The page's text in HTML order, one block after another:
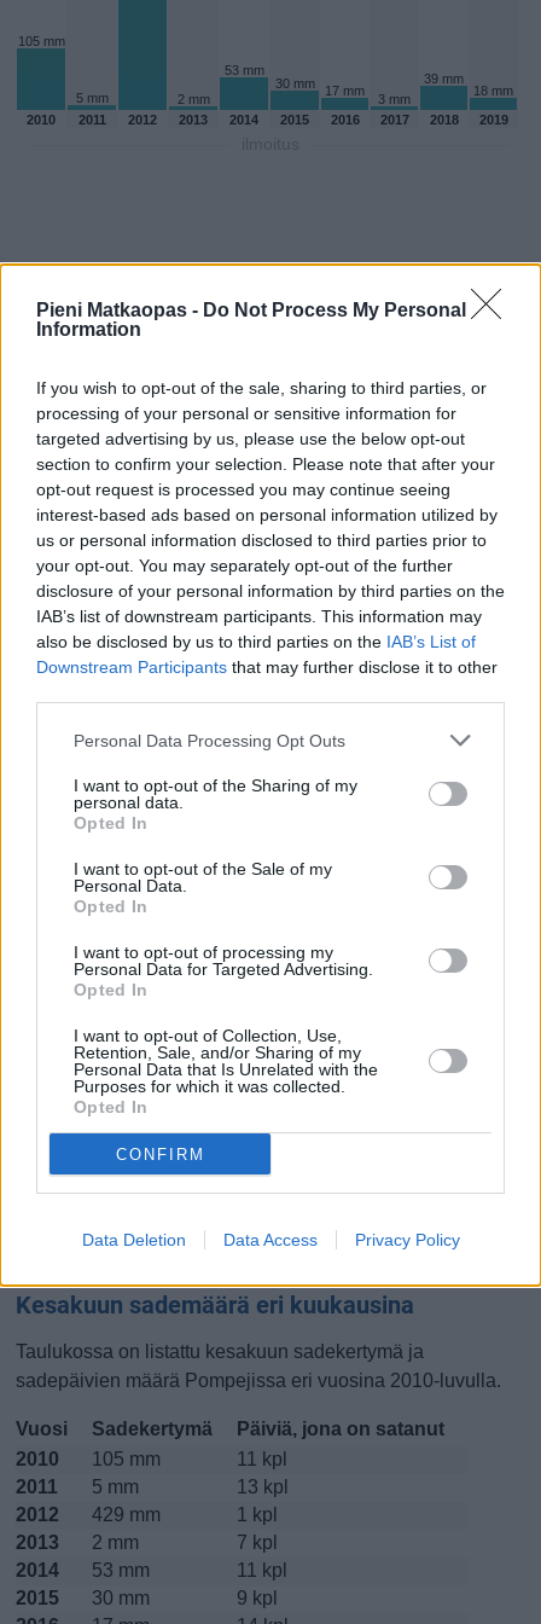
Pieni Matkaopas - Do Not Process My Personal
Information
If you wish to opt-out of the sale, sharing to third parties, or
processing of your personal or sensitive information for
targeted advertising by us, please use the below opt-out
section to confirm your selection. Please note that after your
opt-out request is processed you may continue seeing
interest-based ads based on personal information utilized by
us or personal information disclosed to third parties prior to
your opt-out. You may separately opt-out of the further
disclosure of your personal information by third parties on the
IAB’s list of downstream participants. This information may
also be disclosed by us to third parties on the IAB’s List of
Downstream Participants that may further disclose it to other
Personal Data Processing Opt Outs
I want to opt-out of the Sharing of my
personal data.
Opted In
I want to opt-out of the Sale of my
Personal Data.
Opted In
I want to opt-out of processing my
Personal Data for Targeted Advertising.
Opted In
I want to opt-out of Collection, Use,
Retention, Sale, and/or Sharing of my
Personal Data that Is Unrelated with the
Purposes for which it was collected.
Opted In
CONFIRM
Data Deletion Data Access Privacy Policy
105 mm
5 mm 2 mm
53 mm
30 mm
17 mm
3 mm
39 mm
18 mm
2010
2011 2012 2013 2014 2015 2016 2017 2018 2019
Sadepäivien määärä kesakuussa
aikaisempina vuosina
13 kpl
1 kpl
7 kpl 7 kpl
Entä muut kuukaudet? Miten paljon
Tammikuussa Helmikuussa Maaliskuussa
Huhtikuussa Toukokuussa Kesäkuussa
Heinäkuussa Elokuussa Syyskuussa
Lokakuussa
Kiinnostavatko lämpötilat?
lämmintä Pompejissa on ollut kesakuussa
Kesakuun sademäärä eri kuukausina
Taulukossa on listattu kesakuun sadekertymä ja
sadepäivien määrä Pompejissa eri vuosina 2010-luvulla.
Vuosi Sadekertymä
Päiviä, jona on satanut
2010
105 mm
11 kpl
2011
5 mm
13 kpl
2012
429 mm
1 kpl
2013
2 mm
7 kpl
2014
53 mm
11 kpl
2015
30 mm
9 kpl